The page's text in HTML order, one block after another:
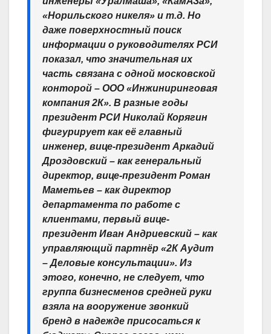
«Норильского никеля» и т.д. Но
даже поверхностный поиск
информации о руководителях РСИ
показал, что значительная их
часть связана с одной московской
конторой – ООО «Инжиниринговая
компания 2К». В разные годы
президент РСИ Николай Корягин
фигурирует как её главный
инженер, вице-президент Аркадий
Дроздовский – как генеральный
директор, вице-президент Роман
Маметьев – как директор
департамента по работе с
клиентами, первый вице-
президент Иван Андриевский – как
управляющий партнёр «2К Аудит
– Деловые консультации». Из
этого, конечно, не следует, что
группа бизнесменов средней руки
взяла на вооружение звонкий
бренд в надежде присосаться к